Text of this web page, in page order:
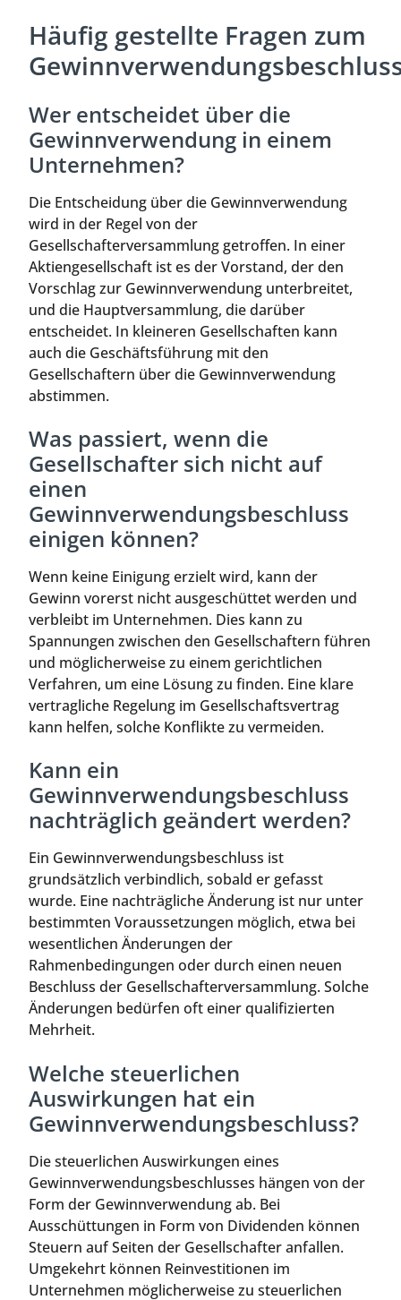
Häufig gestellte Fragen zum
Wer entscheidet über die
Gewinnverwendung in einem
Unternehmen?
Die Entscheidung über die Gewinnverwendung
wird in der Regel von der
Gesellschafterversammlung getroffen. In einer
Aktiengesellschaft ist es der Vorstand, der den
Vorschlag zur Gewinnverwendung unterbreitet,
und die Hauptversammlung, die darüber
entscheidet. In kleineren Gesellschaften kann
auch die Geschäftsführung mit den
Gesellschaftern über die Gewinnverwendung
abstimmen.
Was passiert, wenn die
Gesellschafter sich nicht auf
einen
Gewinnverwendungsbeschluss
einigen können?
Wenn keine Einigung erzielt wird, kann der
Gewinn vorerst nicht ausgeschüttet werden und
verbleibt im Unternehmen. Dies kann zu
Spannungen zwischen den Gesellschaftern führen
und möglicherweise zu einem gerichtlichen
Verfahren, um eine Lösung zu finden. Eine klare
vertragliche Regelung im Gesellschaftsvertrag
kann helfen, solche Konflikte zu vermeiden.
Kann ein
Gewinnverwendungsbeschluss
nachträglich geändert werden?
Ein Gewinnverwendungsbeschluss ist
grundsätzlich verbindlich, sobald er gefasst
wurde. Eine nachträgliche Änderung ist nur unter
bestimmten Voraussetzungen möglich, etwa bei
wesentlichen Änderungen der
Rahmenbedingungen oder durch einen neuen
Beschluss der Gesellschafterversammlung. Solche
Änderungen bedürfen oft einer qualifizierten
Mehrheit.
Welche steuerlichen
Auswirkungen hat ein
Gewinnverwendungsbeschluss?
Die steuerlichen Auswirkungen eines
Gewinnverwendungsbeschlusses hängen von der
Form der Gewinnverwendung ab. Bei
Ausschüttungen in Form von Dividenden können
Steuern auf Seiten der Gesellschafter anfallen.
Umgekehrt können Reinvestitionen im
Unternehmen möglicherweise zu steuerlichen